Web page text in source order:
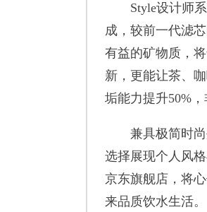
Style设计师系
成，较前一代滤
有益的矿物质，
新，更能让茶、
垢能力提升50%
兼具极简时尚
选择展现个人风
京东旗舰店，将
来品质饮水生活。